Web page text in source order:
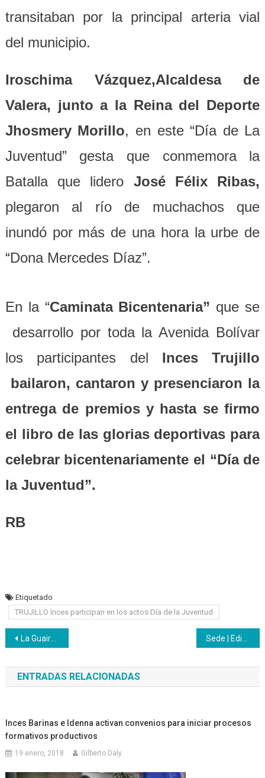
transitaban por la principal arteria vial
del municipio.
Iroschima Vázquez,Alcaldesa de
Valera, junto a la Reina del Deporte
Jhosmery Morillo, en este “Día de La
Juventud” gesta que conmemora la
Batalla que lidero José Félix Ribas,
plegaron al río de muchachos que
inundó por más de una hora la urbe de
“Dona Mercedes Díaz”.
En la “Caminata Bicentenaria” que se
desarrollo por toda la Avenida Bolívar
los participantes del Inces Trujillo
bailaron, cantaron y presenciaron la
entrega de premios y hasta se firmo
el libro de las glorias deportivas para
celebrar bicentenariamente el “Día de
la Juventud”.
RB
Etiquetado
TRUJILLO Inces participan en los actos Día de la Juventud
Navegación
de
entradas
La Guaira | Inces a paso de vencedores en alianza estratégica con Infocentro
ENTRADAS RELACIONADAS
Inces Barinas e Idenna activan convenios para iniciar procesos
formativos productivos
19 enero, 2018 Gilberto Daly